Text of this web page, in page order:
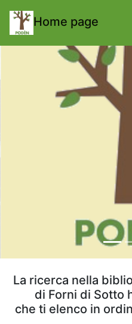
Home page
La ricerca nella
di Forni di Sotto
che ti elenco in